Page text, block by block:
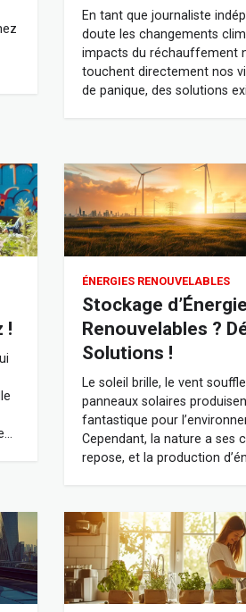
En tant que journaliste
doute les changements
impacts du réchauffement
touchent directement nos
de panique, des solutions
!
ÉNERGIES RENOUVELABLES
Stockage
Renouvelables ?
Solutions !
Le soleil brille, le vent
panneaux solaires
fantastique pour
Cependant, la nature a ses
repose, et la production